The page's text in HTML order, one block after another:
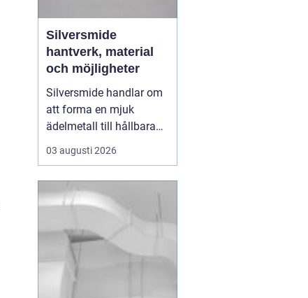
Silversmide
hantverk, material
och möjligheter
Silversmide handlar om
att forma en mjuk
ädelmetall till hållbara
och personliga föremål. I
grunden rör det sig om
såga, fila, hamra och
löda. I praktiken rymmer
hantverket en hel värld
av tekniker, verktyg,
legeringar och uttryck.
03 augusti 2026